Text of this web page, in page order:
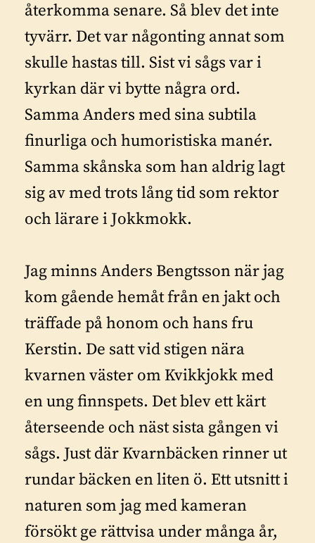
återkomma senare. Så blev det inte
tyvärr. Det var någonting annat som
skulle hastas till. Sist vi sågs var i
kyrkan där vi bytte några ord.
Samma Anders med sina subtila
finurliga och humoristiska manér.
Samma skånska som han aldrig lagt
sig av med trots lång tid som rektor
och lärare i Jokkmokk.
Jag minns Anders Bengtsson när jag
kom gående hemåt från en jakt och
träffade på honom och hans fru
Kerstin. De satt vid stigen nära
kvarnen väster om Kvikkjokk med
en ung finnspets. Det blev ett kärt
återseende och näst sista gången vi
sågs. Just där Kvarnbäcken rinner ut
rundar bäcken en liten ö. Ett utsnitt i
naturen som jag med kameran
försökt ge rättvisa under många år,